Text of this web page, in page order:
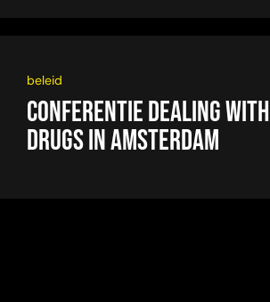
beleid
Conferentie Dealing with
Drugs in Amsterdam